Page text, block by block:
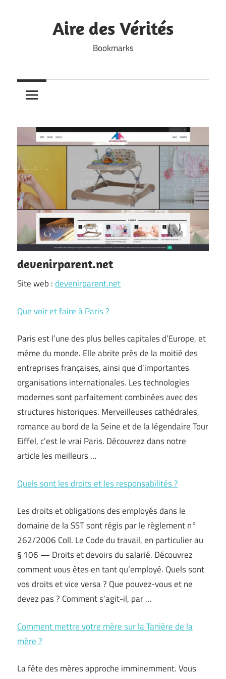
Aire des Vérités
Bookmarks
devenirparent.net
Site web :devenirparent.net
Que voir et faire à Paris ?
Paris est l’une des plus belles capitales d’Europe, et
même du monde. Elle abrite près de la moitié des
entreprises françaises, ainsi que d’importantes
organisations internationales. Les technologies
modernes sont parfaitement combinées avec des
structures historiques. Merveilleuses cathédrales,
romance au bord de la Seine et de la légendaire Tour
Eiffel, c’est le vrai Paris. Découvrez dans notre
article les meilleurs …
Quels sont les droits et les responsabilités ?
Les droits et obligations des employés dans le
domaine de la SST sont régis par le règlement n°
262/2006 Coll. Le Code du travail, en particulier au
§ 106 — Droits et devoirs du salarié. Découvrez
comment vous êtes en tant qu’employé. Quels sont
vos droits et vice versa ? Que pouvez-vous et ne
devez pas ? Comment s’agit-il, par …
Comment mettre votre mère sur la Tanière de la
mère ?
La fête des mères approche imminemment. Vous